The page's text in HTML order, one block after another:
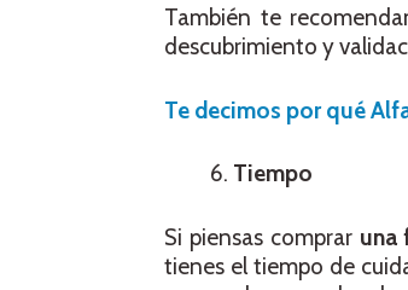
También te
descubrimiento y
Te decimos por qué
Tiempo
Si piensas comprar una
tienes el tiempo de